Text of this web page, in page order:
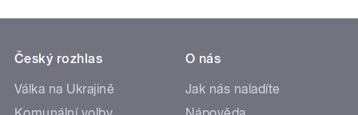
Český rozhlas
Válka na Ukrajině
O nás
Jak nás naladíte